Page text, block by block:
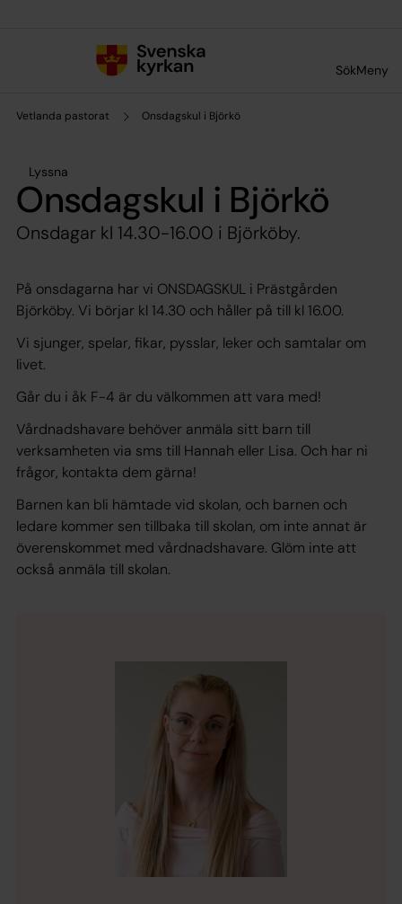
SökMeny
Vetlanda pastorat Onsdagskul i Björkö
Lyssna
Onsdagskul i Björkö
Onsdagar kl 14.30-16.00 i Björköby.
På onsdagarna har vi ONSDAGSKUL i Prästgården
Björköby. Vi börjar kl 14.30 och håller på till kl 16.00.
Vi sjunger, spelar, fikar, pysslar, leker och samtalar om
livet.
Går du i åk F-4 är du välkommen att vara med!
Vårdnadshavare behöver anmäla sitt barn till
verksamheten via sms till Hannah eller Lisa. Och har ni
frågor, kontakta dem gärna!
Barnen kan bli hämtade vid skolan, och barnen och
ledare kommer sen tillbaka till skolan, om inte annat är
överenskommet med vårdnadshavare. Glöm inte att
också anmäla till skolan.